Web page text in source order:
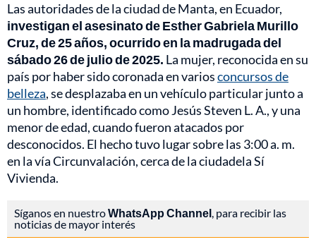
Las autoridades de la ciudad de Manta, en Ecuador,
investigan el asesinato de Esther Gabriela Murillo
Cruz, de 25 años, ocurrido en la madrugada del
sábado 26 de julio de 2025. La mujer, reconocida en su
país por haber sido coronada en variosconcursos de
belleza, se desplazaba en un vehículo particular junto a
un hombre, identificado como Jesús Steven L. A., y una
menor de edad, cuando fueron atacados por
desconocidos. El hecho tuvo lugar sobre las 3:00 a. m.
en la vía Circunvalación, cerca de la ciudadela Sí
Vivienda.
Síganos en nuestroWhatsApp Channel, para recibir las
noticias de mayor interés